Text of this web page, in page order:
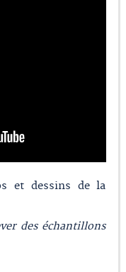
et dessins de la
des échantillons